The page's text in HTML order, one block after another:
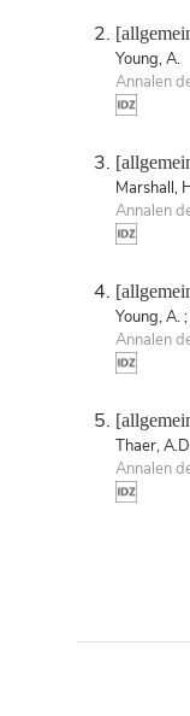
Young, A.
Annalen
Marshall,
Annalen
Young, A.
Annalen
Thaer,
Annalen